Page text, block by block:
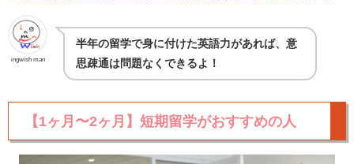
ingwish man
半年の留学で身に付けた英語力があれば、意
思疎通は問題なくできるよ！
【1ヶ月〜2ヶ月】短期留学がおすすめの人